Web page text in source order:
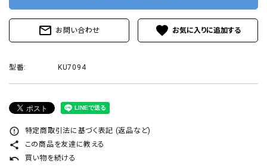
ACCOUNT MENU
ようこそ ゲスト 様
mail_outline お問い合わせ favorite
型番: KU7094
error_outline 特定商取引法に基づく表記 (返品など)
share この商品を友達に教える
undo 買い物を続ける